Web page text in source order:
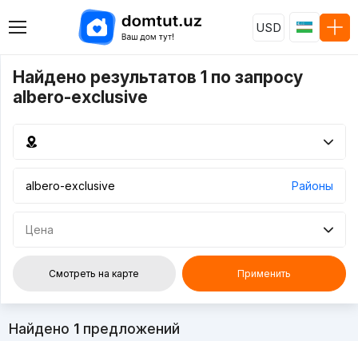
USD
Найдено результатов 1 по запросу
albero-exclusive
Районы
Цена
Смотреть на карте Применить
Найдено 1предложений